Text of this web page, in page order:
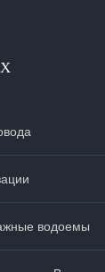
водоемы